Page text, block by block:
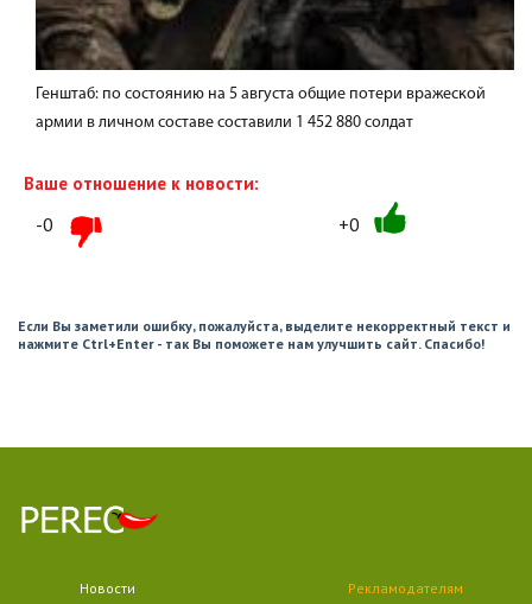
Генштаб: по состоянию на 5 августа общие потери вражеской
армии в личном составе составили 1 452 880 солдат
Ваше отношение к новости:
-0 +0
Если Вы заметили ошибку, пожалуйста, выделите некорректный текст и
нажмите Ctrl+Enter - так Вы поможете нам улучшить сайт. Спасибо!
Новости
Рекламодателям